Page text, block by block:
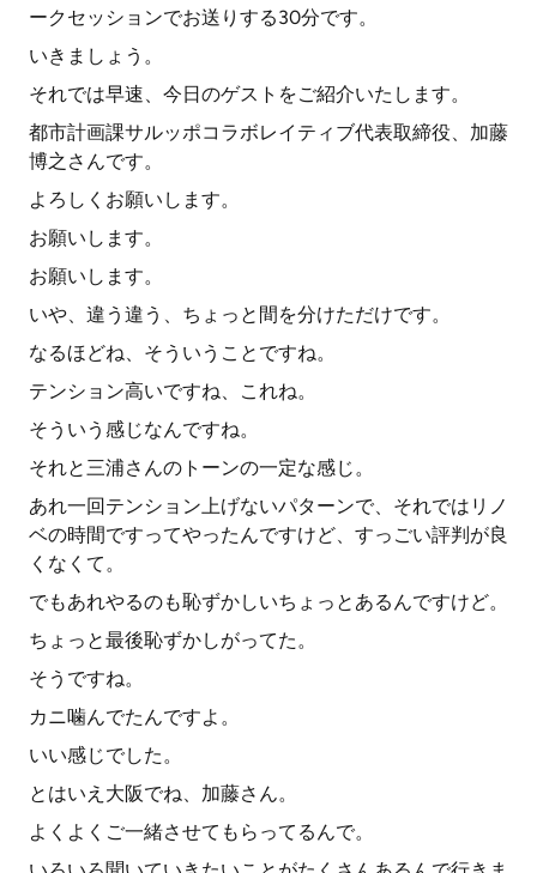
ークセッションでお送りする30分です。
いきましょう。
それでは早速、今日のゲストをご紹介いたします。
都市計画課サルッポコラボレイティブ代表取締役、加藤
博之さんです。
よろしくお願いします。
お願いします。
お願いします。
いや、違う違う、ちょっと間を分けただけです。
なるほどね、そういうことですね。
テンション高いですね、これね。
そういう感じなんですね。
それと三浦さんのトーンの一定な感じ。
あれ一回テンション上げないパターンで、それではリノ
ベの時間ですってやったんですけど、すっごい評判が良
くなくて。
でもあれやるのも恥ずかしいちょっとあるんですけど。
ちょっと最後恥ずかしがってた。
そうですね。
カニ噛んでたんですよ。
いい感じでした。
とはいえ大阪でね、加藤さん。
よくよくご一緒させてもらってるんで。